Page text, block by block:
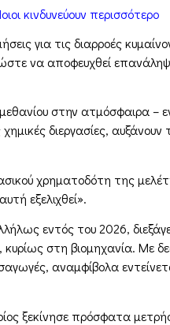
κινδυνεύουν περισσότερο
για τις διαρροές
να αποφευχθεί
στην ατμόσφαιρα –
διεργασίες,
χρηματοδότη της
εξελιχθεί».
εντός του 2026,
κυρίως στη βιομηχανία.
αναμφίβολα
ξεκίνησε πρόσφατα